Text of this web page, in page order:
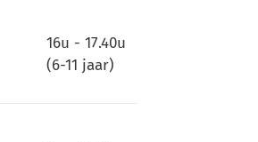
16u - 17.40u
(6-11 jaar)